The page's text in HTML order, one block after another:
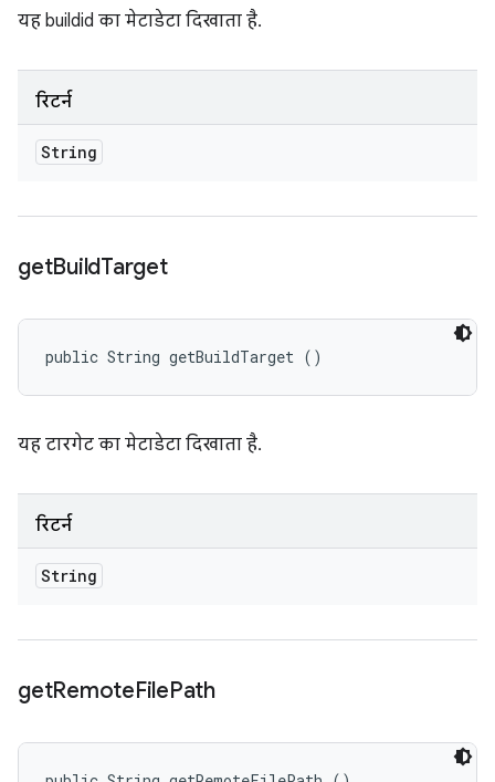
यह buildid का मेटाडेटा दिखाता है.
रिटर्न
String
getBuildTarget
public String getBuildTarget ()
यह टारगेट का मेटाडेटा दिखाता है.
रिटर्न
String
getRemoteFilePath